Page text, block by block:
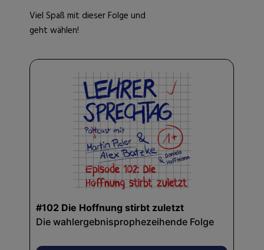
Viel Spaß mit dieser Folge und
geht wählen!